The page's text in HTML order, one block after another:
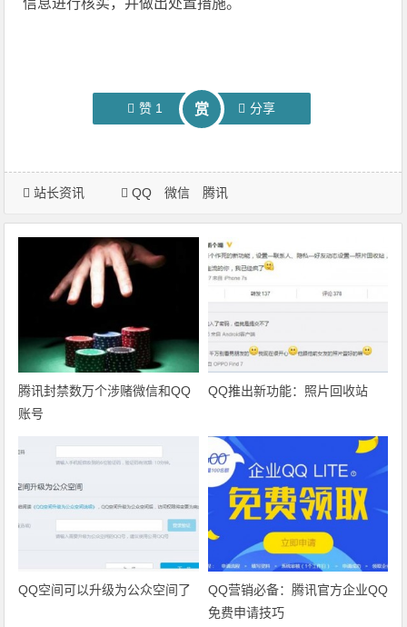
信息进行核实，并做出处置措施。
赞 1 赏 分享
站长资讯 QQ 微信 腾讯
腾讯封禁数万个涉赌微信和QQ
账号
QQ推出新功能：照片回收站
QQ空间可以升级为公众空间了
QQ营销必备：腾讯官方企业QQ
免费申请技巧